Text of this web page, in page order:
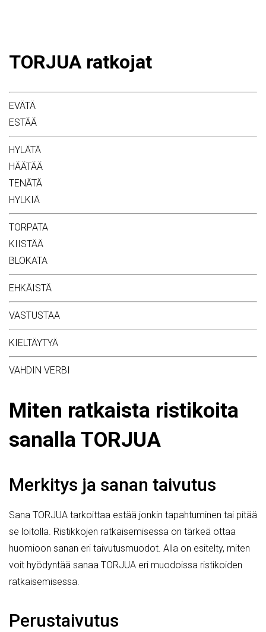
TORJUA ratkojat
EVÄTÄ
ESTÄÄ
HYLÄTÄ
HÄÄTÄÄ
TENÄTÄ
HYLKIÄ
TORPATA
KIISTÄÄ
BLOKATA
EHKÄISTÄ
VASTUSTAA
KIELTÄYTYÄ
VAHDIN VERBI
Miten ratkaista ristikoita
sanalla TORJUA
Merkitys ja sanan taivutus
Sana TORJUA tarkoittaa estää jonkin tapahtuminen tai pitää
se loitolla. Ristikkojen ratkaisemisessa on tärkeä ottaa
huomioon sanan eri taivutusmuodot. Alla on esitelty, miten
voit hyödyntää sanaa TORJUA eri muodoissa ristikoiden
ratkaisemisessa.
Perustaivutus